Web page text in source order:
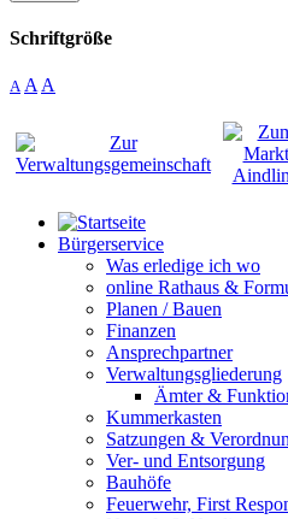
Schriftgröße
A A A
Bürgerservice
Was erledige ich wo
online Rathaus &
Planen / Bauen
Finanzen
Ansprechpartner
Verwaltungsgliederung
Ämter &
Kummerkasten
Satzungen &
Ver- und Entsorgung
Bauhöfe
Feuerwehr, First